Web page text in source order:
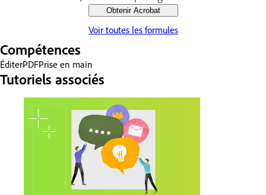
Obtenir Acrobat
Voir toutes les formules
Compétences
ÉditerPDFPrise en main
Tutoriels associés